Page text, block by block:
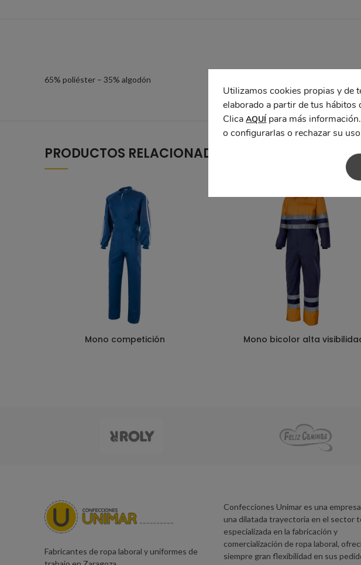
65% poliéster – 35% algodón
PRODUCTOS RELACIONADOS
Mono competición Mono bicolor alta
Fabricantes de ropa laboral y uniformes de
Confecciones Unimar es una
una dilatada trayectoria en el sector
especializada en la fabricación y
comercialización de ropa laboral,
siempre gran flexibilidad en sus
Utilizamos cookies propias y de
elaborado a partir de tus hábitos
ClicaAQUÍpara más
o configurarlas o rechazar su